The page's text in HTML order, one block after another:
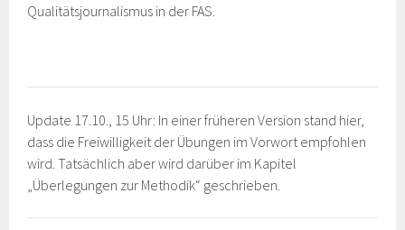
Qualitätsjournalismus in der FAS.
Update 17.10., 15 Uhr: In einer früheren Version stand hier,
dass die Freiwilligkeit der Übungen im Vorwort empfohlen
wird. Tatsächlich aber wird darüber im Kapitel
„Überlegungen zur Methodik“ geschrieben.